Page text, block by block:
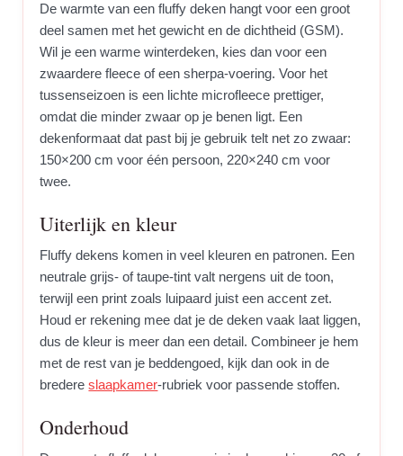
De warmte van een fluffy deken hangt voor een groot
deel samen met het gewicht en de dichtheid (GSM).
Wil je een warme winterdeken, kies dan voor een
zwaardere fleece of een sherpa-voering. Voor het
tussenseizoen is een lichte microfleece prettiger,
omdat die minder zwaar op je benen ligt. Een
dekenformaat dat past bij je gebruik telt net zo zwaar:
150×200 cm voor één persoon, 220×240 cm voor
twee.
Uiterlijk en kleur
Fluffy dekens komen in veel kleuren en patronen. Een
neutrale grijs- of taupe-tint valt nergens uit de toon,
terwijl een print zoals luipaard juist een accent zet.
Houd er rekening mee dat je de deken vaak laat liggen,
dus de kleur is meer dan een detail. Combineer je hem
met de rest van je beddengoed, kijk dan ook in de
bredereslaapkamer-rubriek voor passende stoffen.
Onderhoud